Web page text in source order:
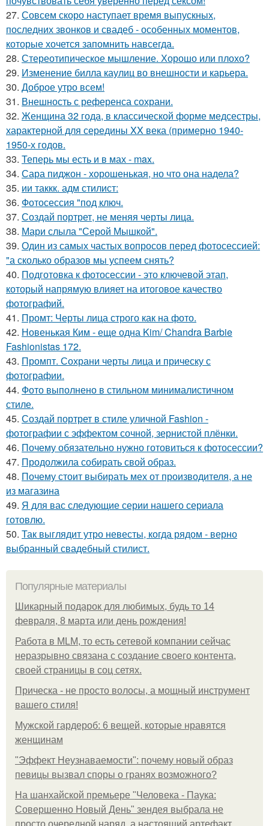
27. Совсем скоро наступает время выпускных,
последних звонков и свадеб - особенных моментов,
которые хочется запомнить навсегда.
28. Стереотипическое мышление. Хорошо или плохо?
29. Изменение билла каулиц во внешности и карьера.
30. Доброе утро всем!
31. Внешность с референса сохрани.
32. Женщина 32 года, в классической форме медсестры,
характерной для середины XX века (примерно 1940-
1950-х годов.
33. Теперь мы есть и в мах - max.
34. Сара пиджон - хорошенькая, но что она надела?
35. ии таккк. адм стилист:
36. Фотосессия "под ключ.
37. Создай портрет, не меняя черты лица.
38. Мари слыла "Серой Мышкой".
39. Один из самых частых вопросов перед фотосессией:
"а сколько образов мы успеем снять?
40. Подготовка к фотосессии - это ключевой этап,
который напрямую влияет на итоговое качество
фотографий.
41. Промт: Черты лица строго как на фото.
42. Новенькая Ким - еще одна Kim/ Chandra Barbie
Fashionistas 172.
43. Промпт. Сохрани черты лица и прическу с
фотографии.
44. Фото выполнено в стильном минималистичном
стиле.
45. Создай портрет в стиле уличной Fashion -
фотографии с эффектом сочной, зернистой плёнки.
46. Почему обязательно нужно готовиться к фотосессии?
47. Продолжила собирать свой образ.
48. Почему стоит выбирать мех от производителя, а не
из магазина
49. Я для вас следующие серии нашего сериала
готовлю.
50. Так выглядит утро невесты, когда рядом - верно
выбранный свадебный стилист.
Популярные материалы
Шикарный подарок для любимых, будь то 14
февраля, 8 марта или день рождения!
Работа в MLM, то есть сетевой компании сейчас
неразрывно связана с создание своего контента,
своей страницы в соц сетях.
Прическа - не просто волосы, а мощный инструмент
вашего стиля!
Мужской гардероб: 6 вещей, которые нравятся
женщинам
"Эффект Неузнаваемости": почему новый образ
певицы вызвал споры о гранях возможного?
На шанхайской премьере "Человека - Паука:
Совершенно Новый День" зендея выбрала не
просто очередной наряд, а настоящий артефакт